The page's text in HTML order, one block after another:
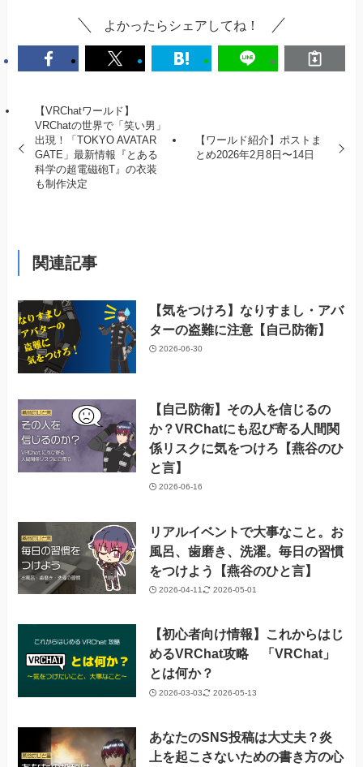
よかったらシェアしてね！
【VRChatワールド】
VRChatの世界で「笑い男」
出現！「TOKYO AVATAR
GATE」最新情報『とある
科学の超電磁砲T』の衣装
も制作決定
【ワールド紹介】ポストま
とめ2026年2月8日〜14日
関連記事
【気をつけろ】なりすまし・アバ
ターの盗難に注意【自己防衛】
2026-06-30
【自己防衛】その人を信じるの
か？VRChatにも忍び寄る人間関
係リスクに気をつけろ【燕谷のひ
と言】
2026-06-16
リアルイベントで大事なこと。お
風呂、歯磨き、洗濯。毎日の習慣
をつけよう【燕谷のひと言】
2026-04-11 2026-05-01
【初心者向け情報】これからはじ
めるVRChat攻略 「VRChat」
とは何か？
2026-03-03 2026-05-13
あなたのSNS投稿は大丈夫？炎
上を起こさないための書き方の心